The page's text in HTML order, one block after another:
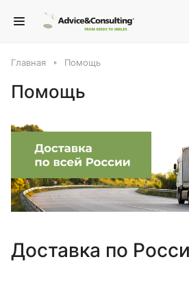
Главная Помощь
Помощь
Доставка по